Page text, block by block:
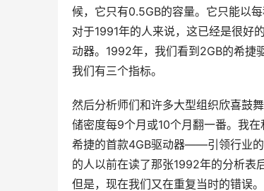
候，它只有0.5GB的容量。它只能以
对于1991年的人来说，这已经是很好
动器。1992年，我们看到2GB的希捷
我们有三个指标。
然后分析师们和许多大型组织欣喜鼓
储密度每9个月或10个月翻一番。我
希捷的首款4GB驱动器——引领行业
的人以前在读了那张1992年的分析表
但是，现在我们又在重复当时的错误